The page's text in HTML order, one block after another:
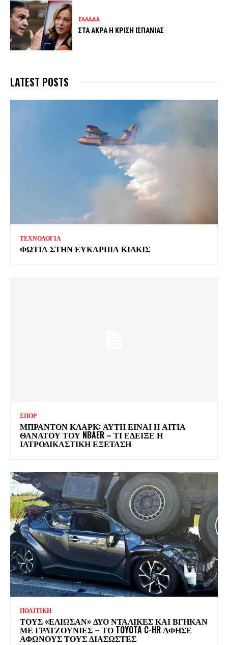
ΕΛΛΑΔΑ
ΣΤΑ ΑΚΡΑ Η ΚΡΙΣΗ ΙΣΠΑΝΙΑΣ
LATEST POSTS
ΤΕΧΝΟΛΟΓΙΑ
ΦΩΤΙΑ ΣΤΗΝ ΕΥΚΑΡΠΙΑ ΚΙΛΚΙΣ
ΣΠΟΡ
ΜΠΡΑΝΤΟΝ ΚΛΑΡΚ: ΑΥΤΗ ΕΙΝΑΙ Η ΑΙΤΙΑ
ΘΑΝΑΤΟΥ ΤΟΥ NBAER – ΤΙ ΕΔΕΙΞΕ Η
ΙΑΤΡΟΔΙΚΑΣΤΙΚΗ ΕΞΕΤΑΣΗ
ΠΟΛΙΤΙΚΗ
ΤΟΥΣ «ΕΛΙΩΣΑΝ» ΔΥΟ ΝΤΑΛΙΚΕΣ ΚΑΙ ΒΓΗΚΑΝ
ΜΕ ΓΡΑΤΖΟΥΝΙΕΣ – ΤΟ TOYOTA C-HR ΑΦΗΣΕ
ΑΦΩΝΟΥΣ ΤΟΥΣ ΔΙΑΣΩΣΤΕΣ